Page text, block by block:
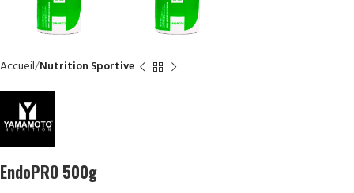
Accueil Nutrition Sportive
EndoPRO 500g